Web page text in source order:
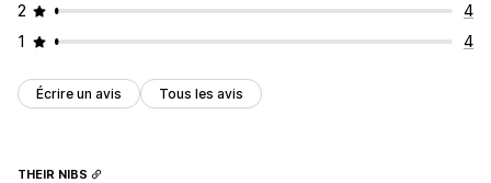
2
4
1
4
Écrire un avis Tous les avis
THEIR NIBS